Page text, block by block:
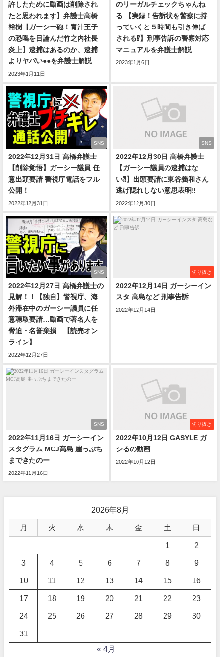
許したために動画は削除され
たと思われます】弁護士高橋
裕樹【ガーシー砲！青汁王子
の恐喝を目論んだ竹之内社長
炎上】逮捕はあるのか、逮捕
よりヤバい●●を弁護士解説
2023年1月11日
のリーガルチェックちゃんね
る 【実録！告訴状を警察に持
っていくと５時間も引き伸ば
される⁉️】刑事告訴の警察対応
マニュアルを弁護士解説
2023年1月6日
SNS
2022年12月31日 高橋弁護士
【削除覚悟】ガーシー議員 任
意出頭要請 警視庁電話をフル
公開！
2022年12月31日
SNS
2022年12月30日 高橋弁護士
【ガーシー議員の逮捕はな
い⁈】出頭要請に東谷義和さん
逃げ隠れしない意思表明‼️
2022年12月30日
SNS
2022年12月27日 高橋弁護士の
見解！！【独自】警視庁、海
外滞在中のガーシー議員に任
意聴取要請…動画で著名人を
脅迫・名誉棄損 【読売オン
ライン】
2022年12月27日
切り抜き
2022年12月14日 ガーシーイン
スタ 高島など 刑事告訴
2022年12月14日
SNS
2022年11月16日 ガーシーイン
スタグラム MCJ高島 崖っぷち
まできたのー
2022年11月16日
切り抜き
2022年10月12日 GASYLE ガ
シるの動画
2022年10月12日
2026年8月
月 火 水 木 金 土 日
1 2
3 4 5 6 7 8 9
10 11 12 13 14 15 16
17 18 19 20 21 22 23
24 25 26 27 28 29 30
31
« 4月